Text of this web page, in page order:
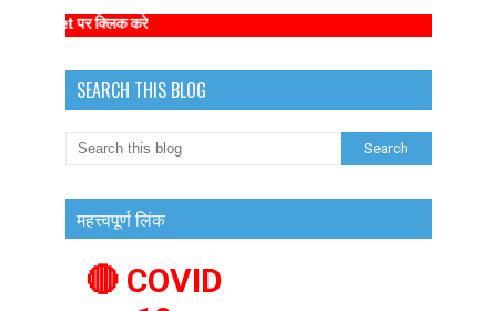
पर क्लिक करे
SEARCH THIS BLOG
महत्त्वपूर्ण लिंक
🔴 COVID